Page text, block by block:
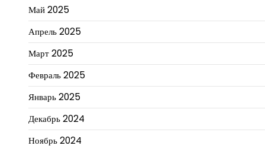
Май 2025
Апрель 2025
Март 2025
Февраль 2025
Январь 2025
Декабрь 2024
Ноябрь 2024